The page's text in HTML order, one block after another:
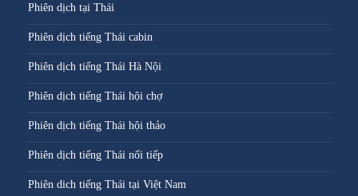
Phiên dịch tại Thái
Phiên dịch tiếng Thái cabin
Phiên dịch tiếng Thái Hà Nội
Phiên dịch tiếng Thái hội chợ
Phiên dịch tiếng Thái hội thảo
Phiên dịch tiếng Thái nối tiếp
Phiên dich tiếng Thái tại Việt Nam